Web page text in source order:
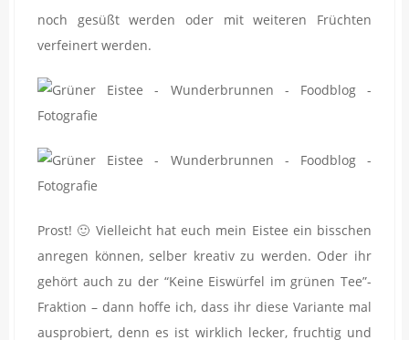
noch gesüßt werden oder mit weiteren Früchten
verfeinert werden.
Prost! 🙂 Vielleicht hat euch mein Eistee ein bisschen
anregen können, selber kreativ zu werden. Oder ihr
gehört auch zu der “Keine Eiswürfel im grünen Tee”-
Fraktion – dann hoffe ich, dass ihr diese Variante mal
ausprobiert, denn es ist wirklich lecker, fruchtig und